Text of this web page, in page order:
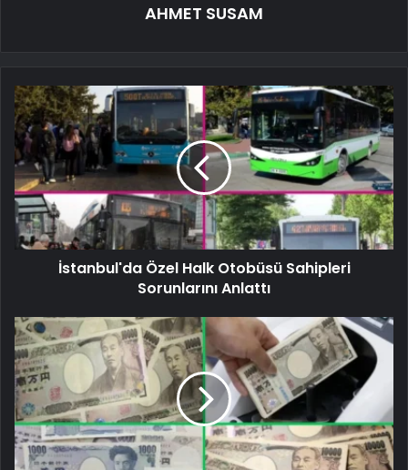
AHMET SUSAM
İstanbul'da Özel Halk Otobüsü Sahipleri
Sorunlarını Anlattı